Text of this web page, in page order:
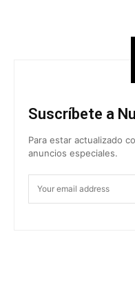
Suscríbete a
Para estar actualizado
anuncios especiales.